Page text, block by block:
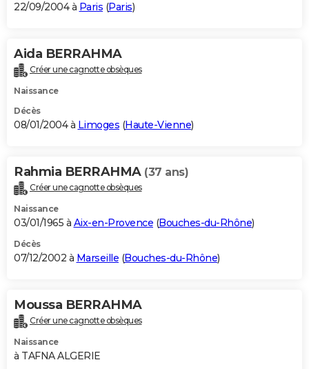
22/09/2004 à Paris (Paris)
Aida BERRAHMA
Créer une cagnotte obsèques
Naissance
Décès
08/01/2004 à Limoges (Haute-Vienne)
Rahmia BERRAHMA (37 ans)
Créer une cagnotte obsèques
Naissance
03/01/1965 à Aix-en-Provence (Bouches-du-Rhône)
Décès
07/12/2002 à Marseille (Bouches-du-Rhône)
Moussa BERRAHMA
Créer une cagnotte obsèques
Naissance
à TAFNA ALGERIE